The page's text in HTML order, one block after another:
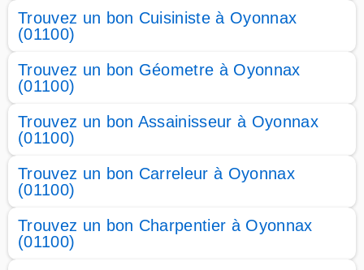
Trouvez un bon Cuisiniste à Oyonnax
(01100)
Trouvez un bon Géometre à Oyonnax
(01100)
Trouvez un bon Assainisseur à Oyonnax
(01100)
Trouvez un bon Carreleur à Oyonnax
(01100)
Trouvez un bon Charpentier à Oyonnax
(01100)